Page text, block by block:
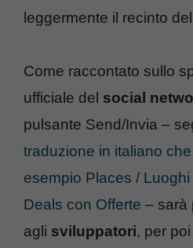
leggermente il recinto
Come raccontato sullo
ufficiale del social
pulsante Send/Invia –
traduzione in italiano
esempio Places / Luoghi
Deals con Offerte – sarà
agli sviluppatori, per